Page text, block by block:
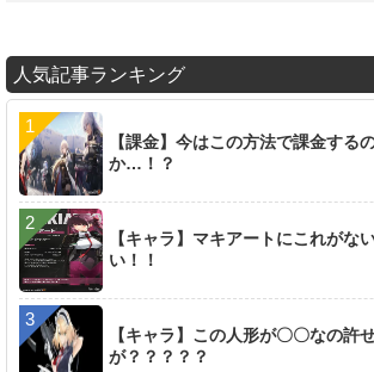
人気記事ランキング
【課金】今はこの方法で課金する
か…！？
【キャラ】マキアートにこれがな
い！！
【キャラ】この人形が〇〇なの許
が？？？？？